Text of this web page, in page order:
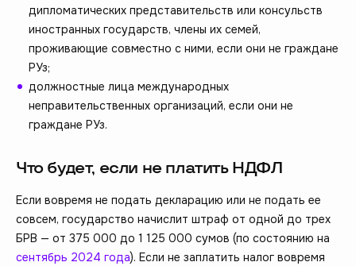
дипломатических представительств или консульств
иностранных государств, члены их семей,
проживающие совместно с ними, если они не граждане
РУз;
должностные лица международных
неправительственных организаций, если они не
граждане РУз.
Что будет, если не платить НДФЛ
Если вовремя не подать декларацию или не подать ее
совсем, государство начислит штраф от одной до трех
БРВ — от 375 000 до 1 125 000 сумов (по состоянию на
сентябрь 2024 года). Если не заплатить налог вовремя